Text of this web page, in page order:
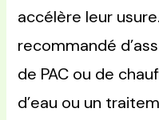
accélère leur
recommandé
de PAC ou de
d’eau ou un